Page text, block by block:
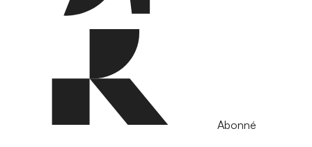
Abonné